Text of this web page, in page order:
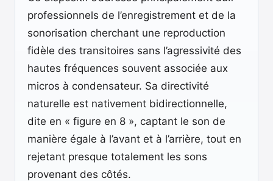
professionnels de l’enregistrement et de la
sonorisation cherchant une reproduction
fidèle des transitoires sans l’agressivité des
hautes fréquences souvent associée aux
micros à condensateur. Sa directivité
naturelle est nativement bidirectionnelle,
dite en « figure en 8 », captant le son de
manière égale à l’avant et à l’arrière, tout en
rejetant presque totalement les sons
provenant des côtés.